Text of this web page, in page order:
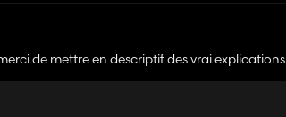
de mettre en descriptif des vrai explications